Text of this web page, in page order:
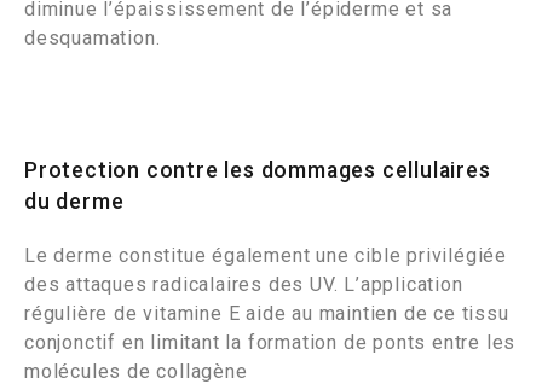
diminue l’épaississement de l’épiderme et sa
desquamation.
Protection contre les dommages cellulaires
du derme
Le derme constitue également une cible privilégiée
des attaques radicalaires des UV. L’application
régulière de vitamine E aide au maintien de ce tissu
conjonctif en limitant la formation de ponts entre les
molécules de collagène